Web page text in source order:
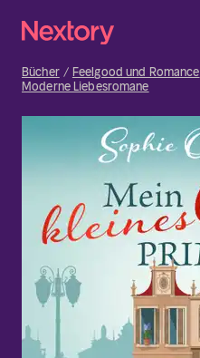
Bücher Feelgood und Romance
Moderne Liebesromane